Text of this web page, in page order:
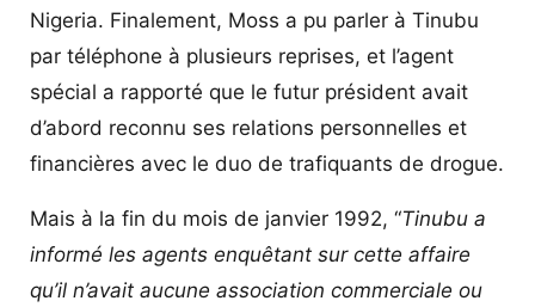
Nigeria. Finalement, Moss a pu parler à Tinubu
par téléphone à plusieurs reprises, et l’agent
spécial a rapporté que le futur président avait
d’abord reconnu ses relations personnelles et
financières avec le duo de trafiquants de drogue.
Mais à la fin du mois de janvier 1992, “Tinubu a
informé les agents enquêtant sur cette affaire
qu’il n’avait aucune association commerciale ou